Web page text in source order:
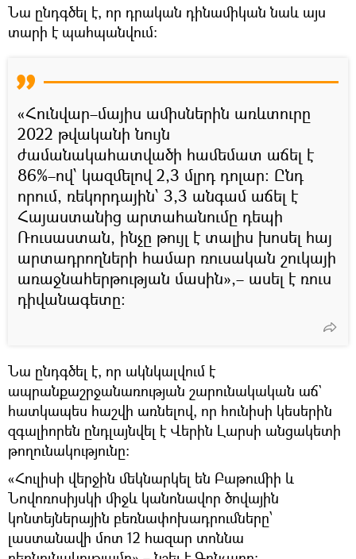
Նա ընդգծել է, որ դրական դինամիկան նաև այս
տարի է պահպանվում։
«Հունվար–մայիս ամիսներին առևտուրը
2022 թվականի նույն
ժամանակահատվածի համեմատ աճել է
86%–ով՝ կազմելով 2,3 մլրդ դոլար։ Ընդ
որում, ռեկորդային՝ 3,3 անգամ աճել է
Հայաստանից արտահանումը դեպի
Ռուսաստան, ինչը թույլ է տալիս խոսել հայ
արտադրողների համար ռուսական շուկայի
առաջնահերթության մասին»,– ասել է ռուս
դիվանագետը։
Նա ընդգծել է, որ ակնկալվում է
ապրանքաշրջանառության շարունակական աճ`
հատկապես հաշվի առնելով, որ հունիսի կեսերին
զգալիորեն ընդլայնվել է Վերին Լարսի անցակետի
թողունակությունը։
«Հուլիսի վերջին մեկնարկել են Բաթումիի և
Նովոռոսիյսկի միջև կանոնավոր ծովային
կոնտեյներային բեռնափոխադրումները՝
լաստանավի մոտ 12 հազար տոննա